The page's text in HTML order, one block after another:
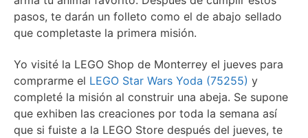
pasos, te darán un folleto como el de abajo sellado
que completaste la primera misión.
Yo visité la LEGO Shop de Monterrey el jueves para
comprarme el LEGO Star Wars Yoda (75255) y
completé la misión al construir una abeja. Se supone
que exhiben las creaciones por toda la semana así
que si fuiste a la LEGO Store después del jueves, te